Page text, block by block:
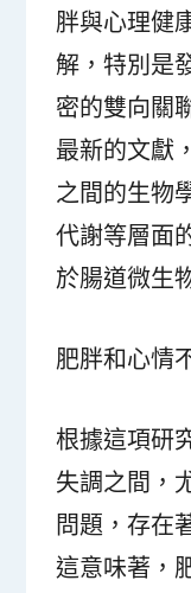
胖與心理健
解，特別是
密的雙向關
最新的文獻
之間的生物
代謝等層面
於腸道微生
肥胖和心情
根據這項研
失調之間，
問題，存在
這意味著，